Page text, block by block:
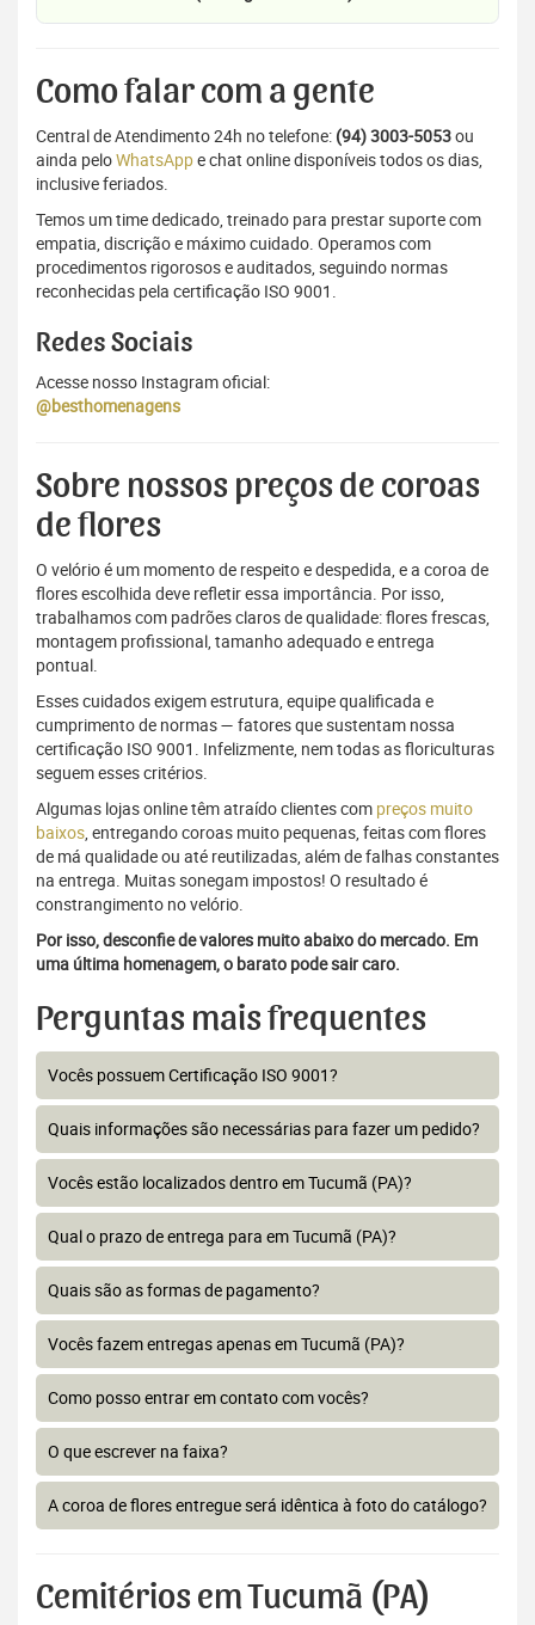
Como falar com a gente
Central de Atendimento 24h no telefone: (94) 3003-5053ou
ainda peloWhatsAppe chat online disponíveis todos os dias,
inclusive feriados.
Temos um time dedicado, treinado para prestar suporte com
empatia, discrição e máximo cuidado. Operamos com
procedimentos rigorosos e auditados, seguindo normas
reconhecidas pela certificação ISO 9001.
Redes Sociais
Acesse nosso Instagram oficial:
@besthomenagens
Sobre nossos preços de coroas
de flores
O velório é um momento de respeito e despedida, e a coroa de
flores escolhida deve refletir essa importância. Por isso,
trabalhamos com padrões claros de qualidade: flores frescas,
montagem profissional, tamanho adequado e entrega
pontual.
Esses cuidados exigem estrutura, equipe qualificada e
cumprimento de normas — fatores que sustentam nossa
certificação ISO 9001. Infelizmente, nem todas as floriculturas
seguem esses critérios.
Algumas lojas online têm atraído clientes com preços muito
baixos, entregando coroas muito pequenas, feitas com flores
de má qualidade ou até reutilizadas, além de falhas constantes
na entrega. Muitas sonegam impostos! O resultado é
constrangimento no velório.
Por isso, desconfie de valores muito abaixo do mercado. Em
uma última homenagem, o barato pode sair caro.
Perguntas mais frequentes
Vocês possuem Certificação ISO 9001?
Quais informações são necessárias para fazer um pedido?
Vocês estão localizados dentro em Tucumã (PA)?
Qual o prazo de entrega para em Tucumã (PA)?
Quais são as formas de pagamento?
Vocês fazem entregas apenas em Tucumã (PA)?
Como posso entrar em contato com vocês?
O que escrever na faixa?
A coroa de flores entregue será idêntica à foto do catálogo?
Cemitérios em Tucumã (PA)